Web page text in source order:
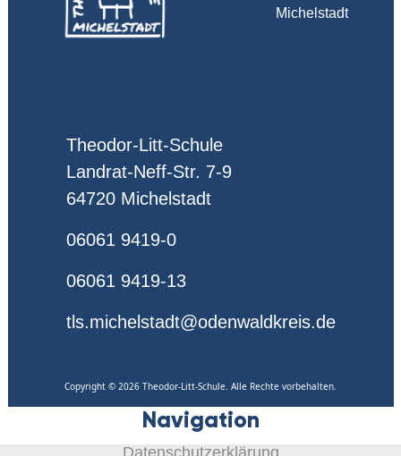
Michelstadt
Theodor-Litt-Schule
Landrat-Neff-Str. 7-9
64720 Michelstadt
06061 9419-0
06061 9419-13
tls.michelstadt@odenwaldkreis.de
Copyright © 2026 Theodor-Litt-Schule. Alle Rechte vorbehalten.
Navigation
Datenschutzerklärung